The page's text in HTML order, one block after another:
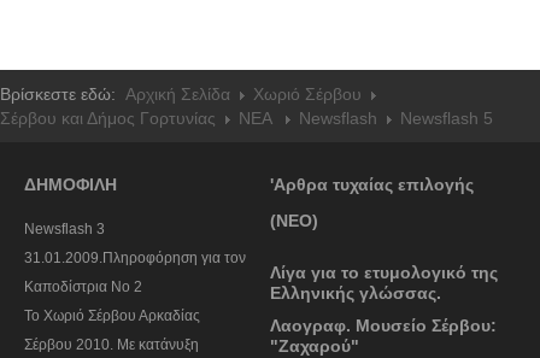
Βρίσκεστε εδώ: Αρχική Σελίδα
Χωριό Σέρβου
Σέρβου και Δήμος Γορτυνίας
NEA Newsflash Newsflash 5
ΔΗΜΟΦΙΛΗ
Newsflash 3
31.01.2009.Πληροφόρηση για τον
Καποδίστρια Νο 2
To Χωριό Σέρβου Αρκαδίας
Σέρβου 2010. Με κατάνυξη
'Αρθρα τυχαίας επιλογής
(ΝΕΟ)
Λίγα για το ετυμολογικό της
Ελληνικής γλώσσας.
Λαογραφ. Μουσείο Σέρβου:
"Ζαχαρού"